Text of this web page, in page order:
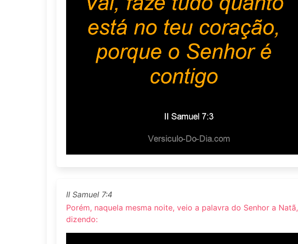
II Samuel 7:4
Porém, naquela mesma noite, veio a palavra do Senhor a Natã,
dizendo: